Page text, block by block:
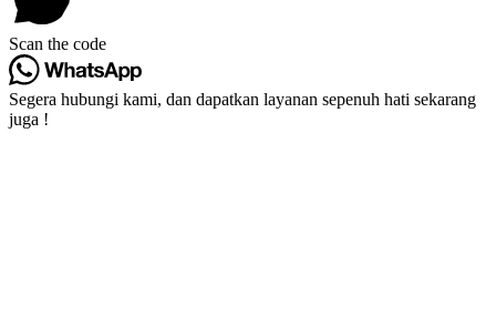
Scan the code
Segera hubungi kami, dan dapatkan layanan sepenuh hati sekarang
juga !